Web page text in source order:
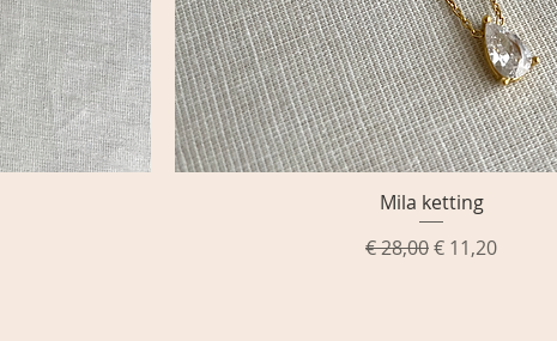
Snel overzicht
Mila ketting
Normale prijs
€ 28,00Verkoopprijs
€ 11,20